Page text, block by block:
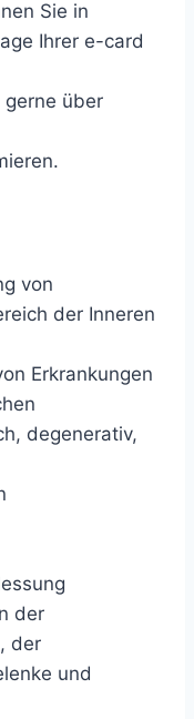
Sie in
Ihrer e-card
über
von
der Inneren
Erkrankungen
degenerativ,
der
der
und